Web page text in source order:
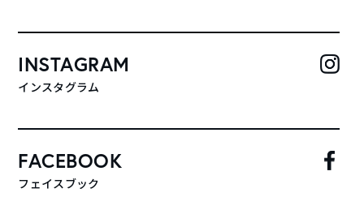
INSTAGRAM
インスタグラム
FACEBOOK
フェイスブック